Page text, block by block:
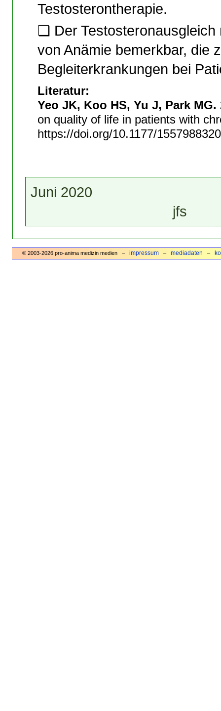
Testosterontherapie.
❏ Der Testosteronausgleich
von Anämie bemerkbar, die
Begleiterkrankungen bei
Literatur:
Yeo JK, Koo HS, Yu J, Park MG.
on quality of life in patients with
https://doi.org/10.1177/
Juni 2020
jfs
© 2003-2026 pro-anima medizin medien – impressum – mediadaten –